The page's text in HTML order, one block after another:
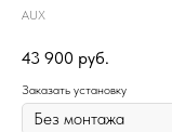
AUX
43 900 руб.
Заказать установку